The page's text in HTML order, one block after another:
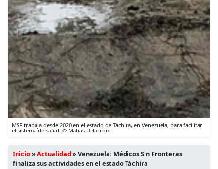
MSF trabaja desde 2020 en el estado de Táchira, en Venezuela, para facilitar
el sistema de salud. © Matias Delacroix
Inicio»Actualidad»Venezuela: Médicos Sin Fronteras
finaliza sus actividades en el estado Táchira